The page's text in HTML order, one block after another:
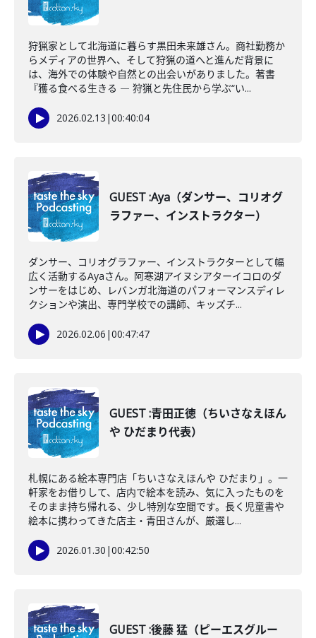
狩猟家として北海道に暮らす黒田未来雄さん。商社勤務か
らメディアの世界へ、そして狩猟の道へと進んだ背景に
は、海外での体験や自然との出会いがありました。著書
『獲る食べる生きる ― 狩猟と先住民から学ぶ“い...
2026.02.13 |00:40:04
GUEST :Aya（ダンサー、コリオグ
ラファー、インストラクター）
ダンサー、コリオグラファー、インストラクターとして幅
広く活動するAyaさん。阿寒湖アイヌシアターイコロのダ
ンサーをはじめ、レバンガ北海道のパフォーマンスディレ
クションや演出、専門学校での講師、キッズチ...
2026.02.06 |00:47:47
GUEST :青田正徳（ちいさなえほん
や ひだまり代表）
札幌にある絵本専門店「ちいさなえほんや ひだまり」。一
軒家をお借りして、店内で絵本を読み、気に入ったものを
そのまま持ち帰れる、少し特別な空間です。長く児童書や
絵本に携わってきた店主・青田さんが、厳選し...
2026.01.30 |00:42:50
GUEST :後藤 猛（ピーエスグルー